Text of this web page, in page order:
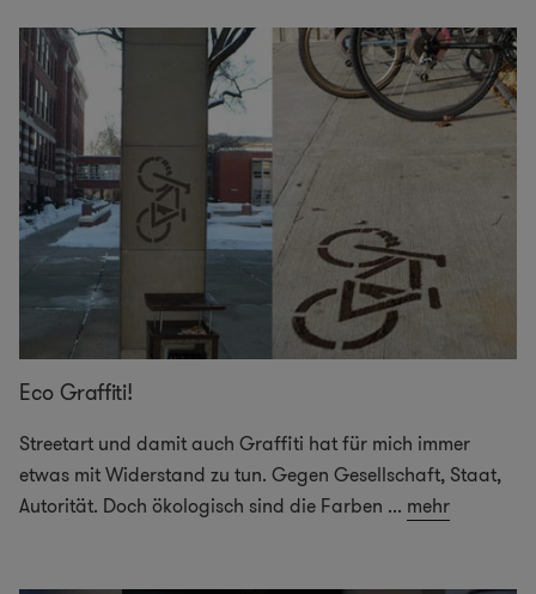
Eco Graffiti!
Streetart und damit auch Graffiti hat für mich immer
etwas mit Widerstand zu tun. Gegen Gesellschaft, Staat,
Autorität. Doch ökologisch sind die Farben ... mehr